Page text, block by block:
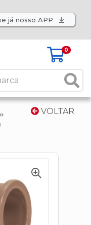
já nosso APP
0
VOLTAR